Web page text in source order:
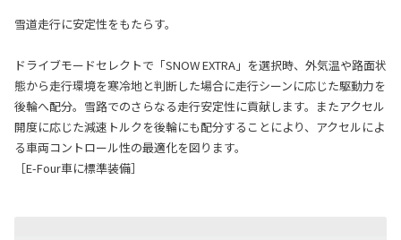
雪道走行に安定性をもたらす。
ドライブモードセレクトで「SNOW EXTRA」を選択時、外気温や路面状
態から走行環境を寒冷地と判断した場合に走行シーンに応じた駆動力を
後輪へ配分。雪路でのさらなる走行安定性に貢献します。またアクセル
開度に応じた減速トルクを後輪にも配分することにより、アクセルによ
る車両コントロール性の最適化を図ります。
［E-Four車に標準装備］